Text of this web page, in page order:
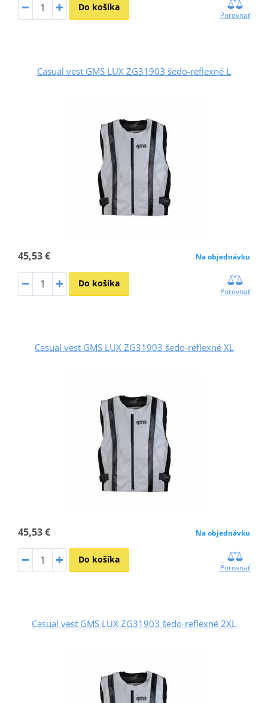
Do košíka
Porovnať
Casual vest GMS LUX ZG31903 šedo-reflexné L
45,53 € Na objednávku
Do košíka
Porovnať
Casual vest GMS LUX ZG31903 šedo-reflexné XL
45,53 € Na objednávku
Do košíka
Porovnať
Casual vest GMS LUX ZG31903 šedo-reflexné 2XL